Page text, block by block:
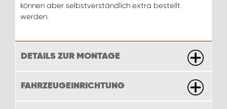
können aber selbstverständlich extra bestellt
werden.
DETAILS ZUR MONTAGE
FAHRZEUGEINRICHTUNG